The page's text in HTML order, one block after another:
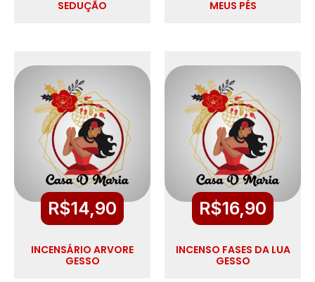
SEDUÇÃO
MEUS PÉS
R$14,90
INCENSÁRIO ARVORE
GESSO
R$16,90
INCENSO FASES DA LUA
GESSO